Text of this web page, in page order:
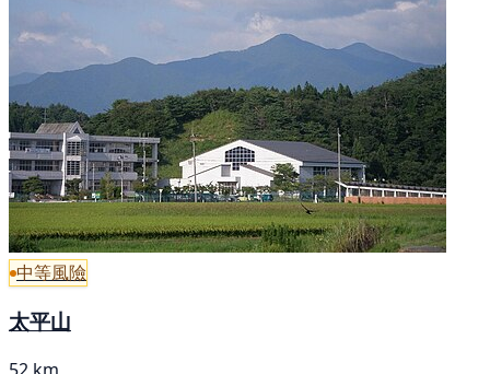
中等風險
太平山